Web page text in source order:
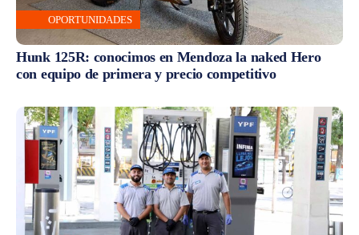
OPORTUNIDADES
Hunk 125R: conocimos en Mendoza la naked Hero
con equipo de primera y precio competitivo